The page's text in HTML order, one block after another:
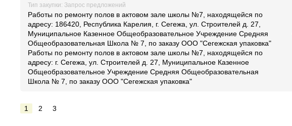
Тип закупки: Запрос предложений
Работы по ремонту полов в актовом зале школы №7, находящейся по
адресу: 186420, Республика Карелия, г. Сегежа, ул. Строителей д. 27,
Муниципальное Казенное Общеобразовательное Учреждение Средняя
Общеобразовательная Школа № 7, по заказу ООО "Сегежская упаковка"
Работы по ремонту полов в актовом зале школы №7, находящейся по
адресу: г. Сегежа, ул. Строителей д. 27, Муниципальное Казенное
Общеобразовательное Учреждение Средняя Общеобразовательная
Школа № 7, по заказу ООО "Сегежская упаковка"
1 2 3